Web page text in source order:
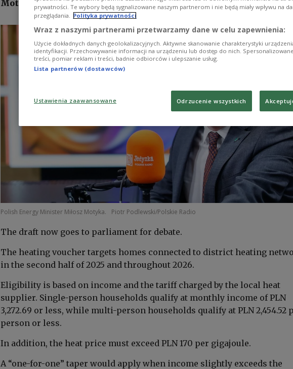
Motyka has said.
Polish Energy Minister Miłosz Motyka. Piotr Podlewski/Polskie Radio
The draft now goes to parliament for debate.
The heating voucher targets homes connected to district heating
in the second half of 2025 and throughout 2026.
Eligibility is based on income and the tariff charged by the local heat
supplier. Single-person households qualify at monthly income of PLN
3,272.69 or less, while multi-person households qualify at PLN 2,454.52
person or less.
In addition, the heat price must exceed PLN 170 per gigajoule.
A “one-for-one” taper would apply when income slightly exceeds the
prywatności. Te wybory będą sygnalizowane naszym partnerom i nie będą miały wpływu na
przeglądania.
Polityka prywatności
Wraz z naszymi partnerami przetwarzamy dane w celu zapewnienia:
Użycie dokładnych danych geolokalizacyjnych. Aktywne skanowanie charakterystyki
identyfikacji. Przechowywanie informacji na urządzeniu lub dostęp do nich.
treści, pomiar reklam i treści, badnie odbiorców i ulepszanie usług.
Lista partnerów (dostawców)
Ustawienia zaawansowane Odrzucenie wszystkich